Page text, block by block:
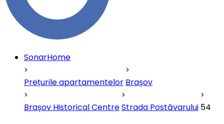
SonarHome
Prețurile apartamentelor Brașov
Brașov Historical CentreStrada Postăvarului 54